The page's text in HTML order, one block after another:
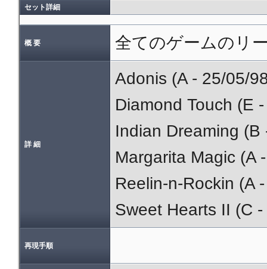
セット詳細
概 要 全てのゲームのリ
詳 細
Adonis (A - 25/05/
Diamond Touch (E
Indian Dreaming
Margarita Magic (A
Reelin-n-Rockin (A
Sweet Hearts II (C
再現手順